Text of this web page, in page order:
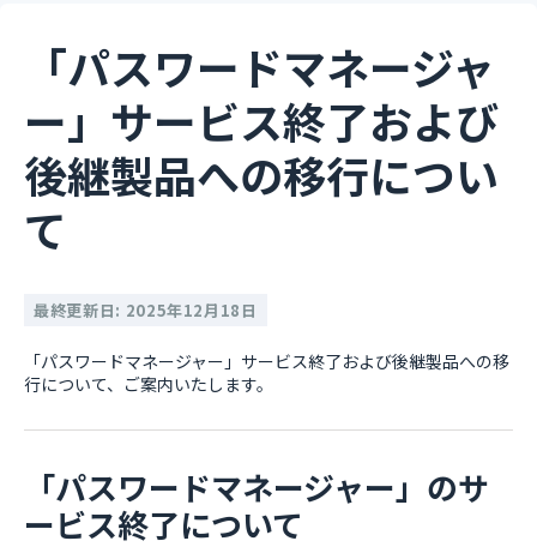
「パスワードマネージャ
ー」サービス終了および
後継製品への移行につい
て
最終更新日: 2025年12月18日
「パスワードマネージャー」サービス終了および後継製品への移
行について、ご案内いたします。
「パスワードマネージャー」のサ
ービス終了について